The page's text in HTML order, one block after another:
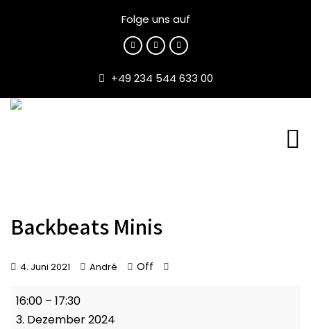
Folge uns auf
+49 234 544 633 00
Backbeats Minis
4. Juni 2021 André Off
Backbeats
Minis
16:00 – 17:30
3. Dezember 2024